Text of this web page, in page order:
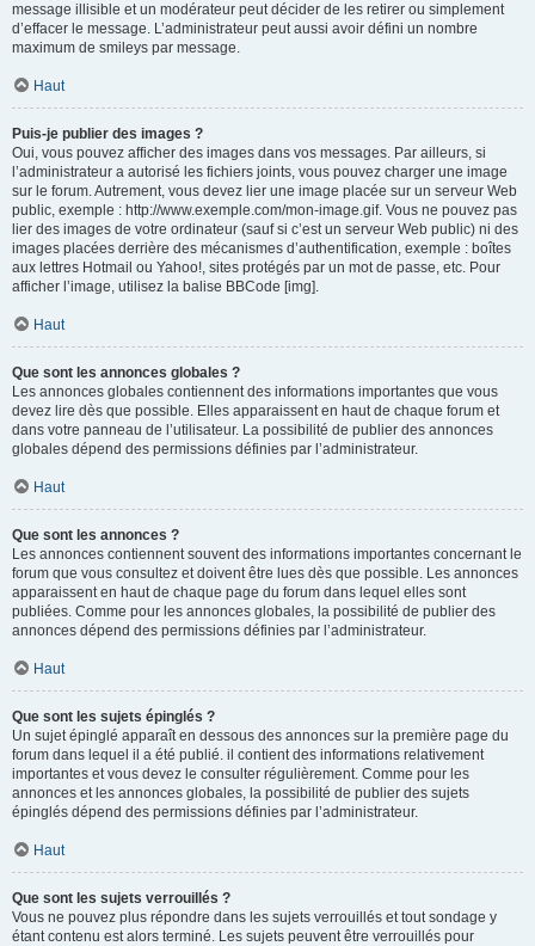
message illisible et un modérateur peut décider de les retirer ou simplement
d’effacer le message. L’administrateur peut aussi avoir défini un nombre
maximum de smileys par message.
Haut
Puis-je publier des images ?
Oui, vous pouvez afficher des images dans vos messages. Par ailleurs, si
l’administrateur a autorisé les fichiers joints, vous pouvez charger une image
sur le forum. Autrement, vous devez lier une image placée sur un serveur Web
public, exemple : http://www.exemple.com/mon-image.gif. Vous ne pouvez pas
lier des images de votre ordinateur (sauf si c’est un serveur Web public) ni des
images placées derrière des mécanismes d’authentification, exemple : boîtes
aux lettres Hotmail ou Yahoo!, sites protégés par un mot de passe, etc. Pour
afficher l’image, utilisez la balise BBCode [img].
Haut
Que sont les annonces globales ?
Les annonces globales contiennent des informations importantes que vous
devez lire dès que possible. Elles apparaissent en haut de chaque forum et
dans votre panneau de l’utilisateur. La possibilité de publier des annonces
globales dépend des permissions définies par l’administrateur.
Haut
Que sont les annonces ?
Les annonces contiennent souvent des informations importantes concernant le
forum que vous consultez et doivent être lues dès que possible. Les annonces
apparaissent en haut de chaque page du forum dans lequel elles sont
publiées. Comme pour les annonces globales, la possibilité de publier des
annonces dépend des permissions définies par l’administrateur.
Haut
Que sont les sujets épinglés ?
Un sujet épinglé apparaît en dessous des annonces sur la première page du
forum dans lequel il a été publié. il contient des informations relativement
importantes et vous devez le consulter régulièrement. Comme pour les
annonces et les annonces globales, la possibilité de publier des sujets
épinglés dépend des permissions définies par l’administrateur.
Haut
Que sont les sujets verrouillés ?
Vous ne pouvez plus répondre dans les sujets verrouillés et tout sondage y
étant contenu est alors terminé. Les sujets peuvent être verrouillés pour